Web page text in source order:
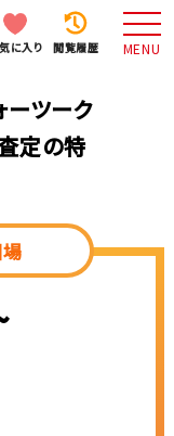
に入り 閲覧履歴 MENU
ーツーク
定の特